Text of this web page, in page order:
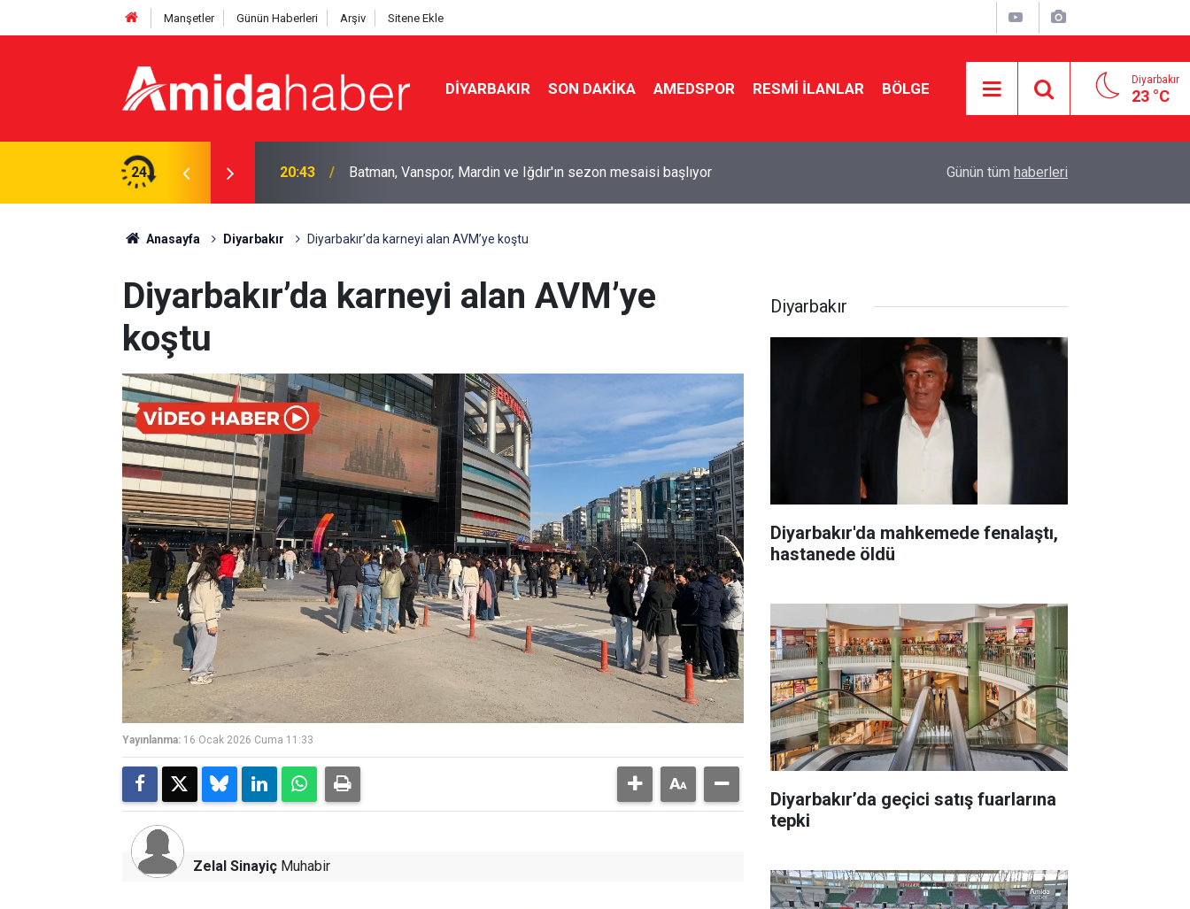
Manşetler Günün Haberleri Arşiv Sitene Ekle
DIYARBAKIR SON DAKIKA AMEDSPOR RESMI İLANLAR BÖLGE Diyarbakır
23 °C
24
sezon mesaisi başlıyor 19:58 Hasankeyf’te baraj gölünde kadın cesedi bulundu TFF inceledi: Diyarbakır Stadyumu Amedspor
Günün tüm haberleri
Anasayfa Diyarbakır Diyarbakır’da karneyi alan AVM’ye koştu
Diyarbakır’da karneyi alan AVM’ye
koştu
Yayınlanma: 16 Ocak 2026 Cuma 11:33
Zelal Sinayiç Muhabir
Diyarbakır
Diyarbakır'da mahkemede fenalaştı,
hastanede öldü
Diyarbakır’da geçici satış fuarlarına
tepki